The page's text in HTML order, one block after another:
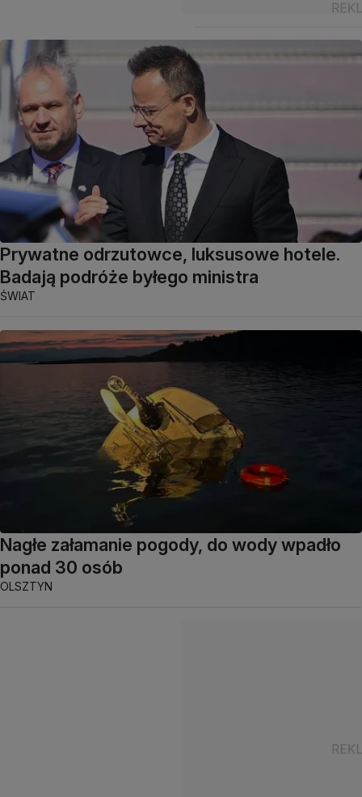
Prywatne odrzutowce, luksusowe hotele.
Badają podróże byłego ministra
ŚWIAT
Nagłe załamanie pogody, do wody wpadło
ponad 30 osób
OLSZTYN